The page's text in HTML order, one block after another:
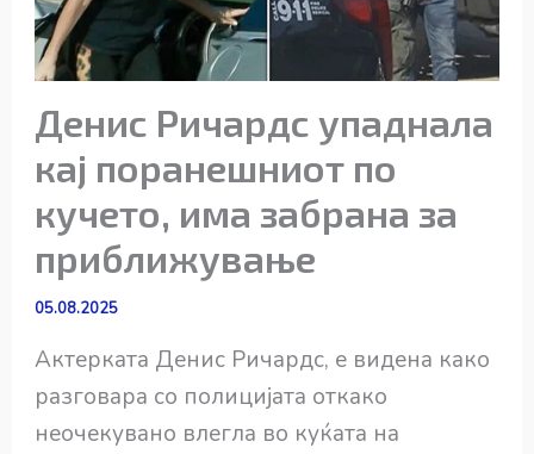
Денис Ричардс упаднала
кај поранешниот по
кучето, има забрана за
приближување
05.08.2025
Актерката Денис Ричардс, е видена како
разговара со полицијата откако
неочекувано влегла во куќата на